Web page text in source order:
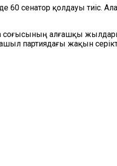
60 сенатор қолдауы тиіс.
соғысының алғашқы
партиядағы жақын